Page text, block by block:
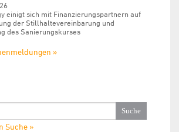
einigt sich mit Finanzierungspartnern auf
der Stillhaltevereinbarung und
des Sanierungskurses
»
Suche »